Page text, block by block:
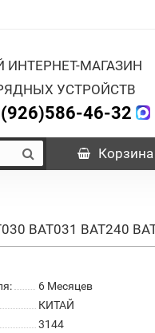
МАГАЗИН
УСТРОЙСТВ
46-32
Корзина
BAT031 BAT240
6 Месяцев
КИТАЙ
3144